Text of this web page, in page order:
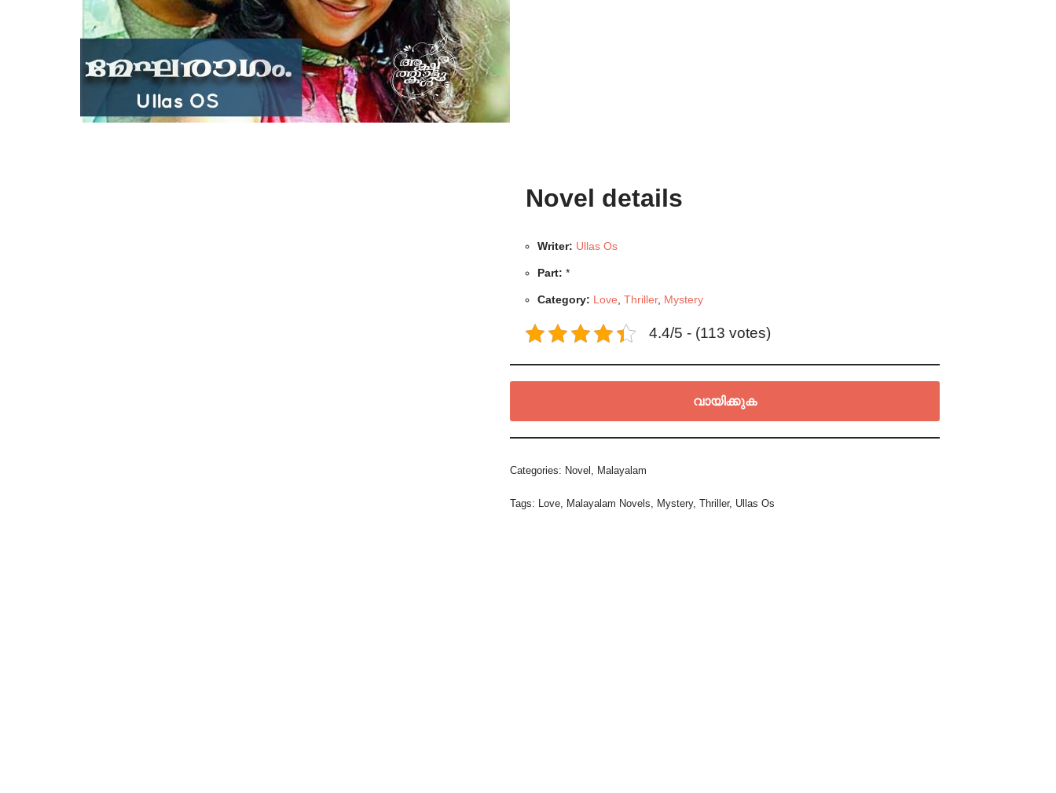
Novel details
Writer: Ullas Os
Part: *
Category: Love,Thriller, Mystery
4.4/5 - (113 votes)
വായിക്കുക
Categories: Novel , Malayalam
Tags: Love, Malayalam Novels, Mystery,Thriller, Ullas Os